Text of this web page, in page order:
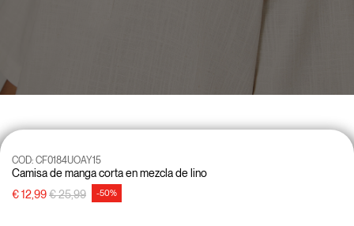
Camisa de manga corta en mezcla de lino
COD: CF0184UOAY15
€ 12,99precio rebajado desde
€ 25,99a -50%